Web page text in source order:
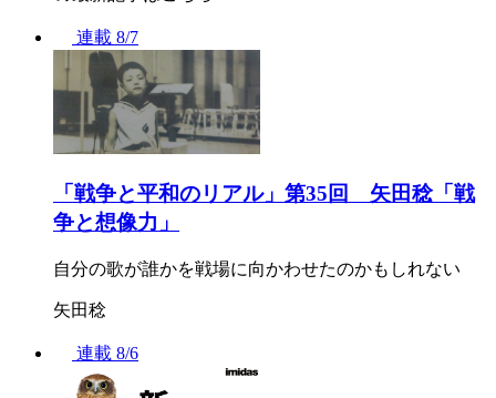
連載 8/7
「戦争と平和のリアル」第35回 矢田稔「戦
争と想像力」
自分の歌が誰かを戦場に向かわせたのかもしれない
矢田稔
連載 8/6